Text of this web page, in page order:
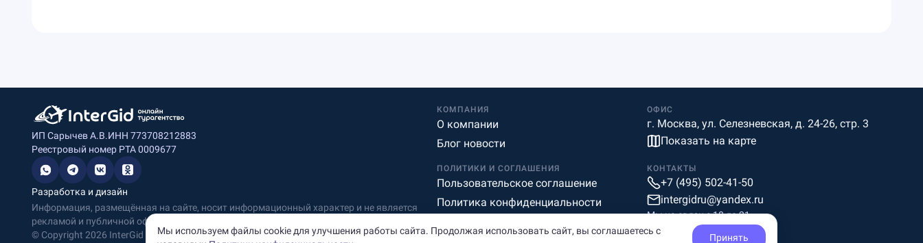
ИП Сарычев А.В.ИНН 773708212883
Реестровый номер РТА 0009677
Разработка и дизайн
Информация, размещённая на сайте, носит информационный характер и не является
рекламой и публичной офертой.
© Copyright 2026 InterGid Все права защищены.
КОМПАНИЯ
О компании
Блог новости
ОФИС
г. Москва, ул. Селезневская, д. 24-26, стр. 3
Показать на карте
ПОЛИТИКИ И СОГЛАШЕНИЯ
Пользовательское соглашение
Политика конфиденциальности
КОНТАКТЫ
+7 (495) 502-41-50
intergidru@yandex.ru
Мы на связи c 10 до 21
Мы используем файлы cookie для улучшения работы сайта. Продолжая использовать сайт, вы соглашаетесь с
Принять